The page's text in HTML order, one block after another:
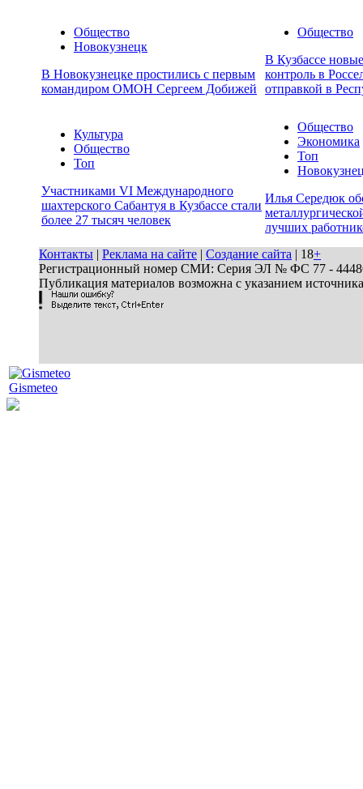
Общество
Новокузнецк
В Новокузнецке простились с первым
командиром ОМОН Сергеем Добижей
Общество
В Кузбассе
контроль в
отправкой в
Культура
Общество
Топ
Участниками VI Международного
шахтерского Сабантуя в Кузбассе стали
более 27 тысяч человек
Общество
Экономика
Топ
Илья Середюк
лучших
Контакты | Реклама на сайте | Создание сайта | 18+
Регистрационный номер СМИ: Серия ЭЛ № ФС 77 - 44486
Публикация материалов возможна с указанием
Gismeteo